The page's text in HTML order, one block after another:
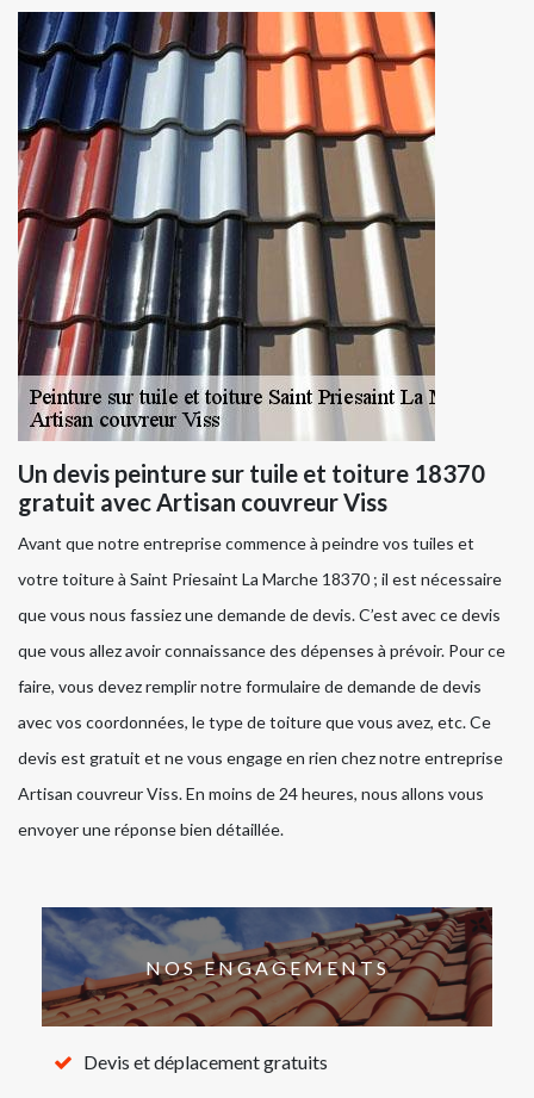
Un devis peinture sur tuile et toiture 18370
gratuit avec Artisan couvreur Viss
Avant que notre entreprise commence à peindre vos tuiles et
votre toiture à Saint Priesaint La Marche 18370 ; il est nécessaire
que vous nous fassiez une demande de devis. C’est avec ce devis
que vous allez avoir connaissance des dépenses à prévoir. Pour ce
faire, vous devez remplir notre formulaire de demande de devis
avec vos coordonnées, le type de toiture que vous avez, etc. Ce
devis est gratuit et ne vous engage en rien chez notre entreprise
Artisan couvreur Viss. En moins de 24 heures, nous allons vous
envoyer une réponse bien détaillée.
NOS ENGAGEMENTS
Devis et déplacement gratuits